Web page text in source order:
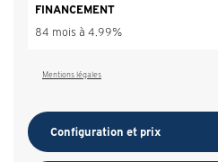
FINANCEMENT
84 mois à 4.99%
Mentions légales
Configuration et prix